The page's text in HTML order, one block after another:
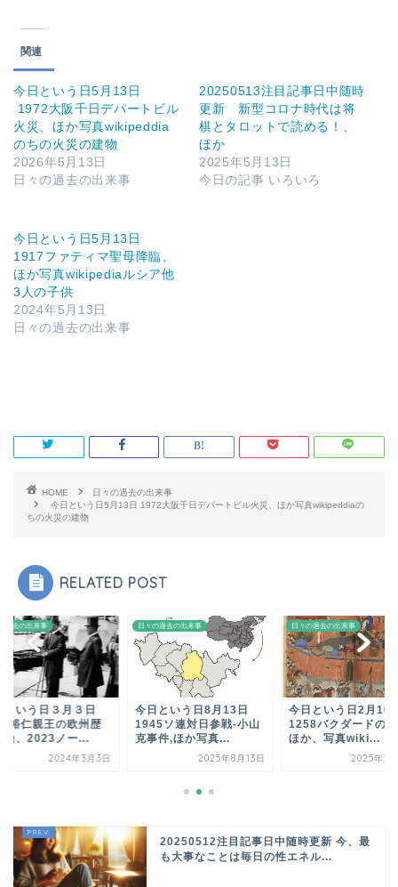
関連
今日という日5月13日
1972大阪千日デパートビル
火災、ほか写真wikipeddia
のちの火災の建物
2026年5月13日
日々の過去の出来事
20250513注目記事日中随時
更新 新型コロナ時代は将
棋とタロットで読める！、
ほか
2025年5月13日
今日の記事 いろいろ
今日という日5月13日
1917ファティマ聖母降臨、
ほか写真wikipediaルシア他
3人の子供
2024年5月13日
日々の過去の出来事
HOME
日々の過去の出来事
今日という日5月13日 1972大阪千日デパートビル火災、ほか写真wikipeddiaの
ちの火災の建物
RELATED POST
過去の出来事
という日３月３日
裕仁親王の欧州歴
始、2023ノー...
2024年3月3日
日々の過去の出来事
今日という日8月13日
1945ソ連対日参戦-小山
克事件,ほか写真...
2025年8月13日
日々の過去の出来事
今日という日2月10
1258バクダードの
ほか、写真wiki...
2025年2
20250512注目記事日中随時更新 今、最
も大事なことは毎日の性エネル...